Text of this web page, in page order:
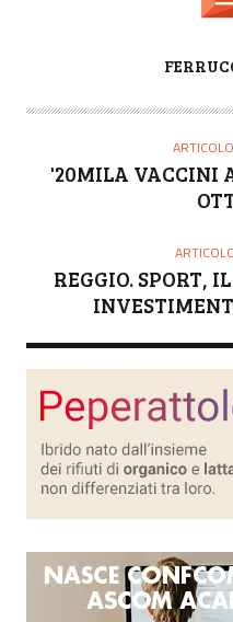
T
'20MILA VACCINI
REGGIO. SPORT,